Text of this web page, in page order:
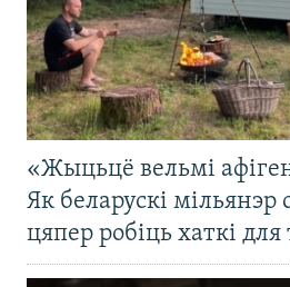
«Жыцьцё вельмі
Як беларускі мільянэр
цяпер робіць хаткі